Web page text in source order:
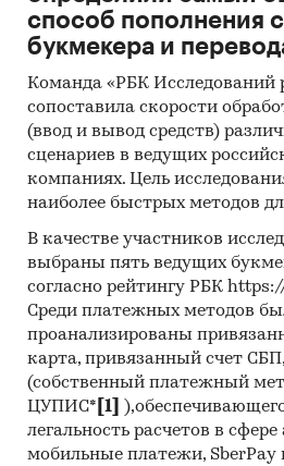
Инсайдерские
Специализированные
порталы
Методы:
Кабинетное
информации из
проведение расчетов.
аналитика
Прогноз ГидМаркет.
статистические методы
поправкой на мнение
Категории:
печать, канцтовары / Книги
способ пополнения
букмекера и
Команда «РБК Исследований
сопоставила скорости
(ввод и вывод средств)
сценариев в ведущих
компаниях. Цель
наиболее быстрых методов
В качестве участников
выбраны пять ведущих
согласно рейтингу РБК
Среди платежных методов
проанализированы
карта, привязанный счет
(собственный платежный
ЦУПИС* [1]
легальность расчетов в
мобильные платежи, SberPay